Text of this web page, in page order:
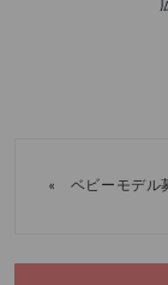
« ベビーモデル